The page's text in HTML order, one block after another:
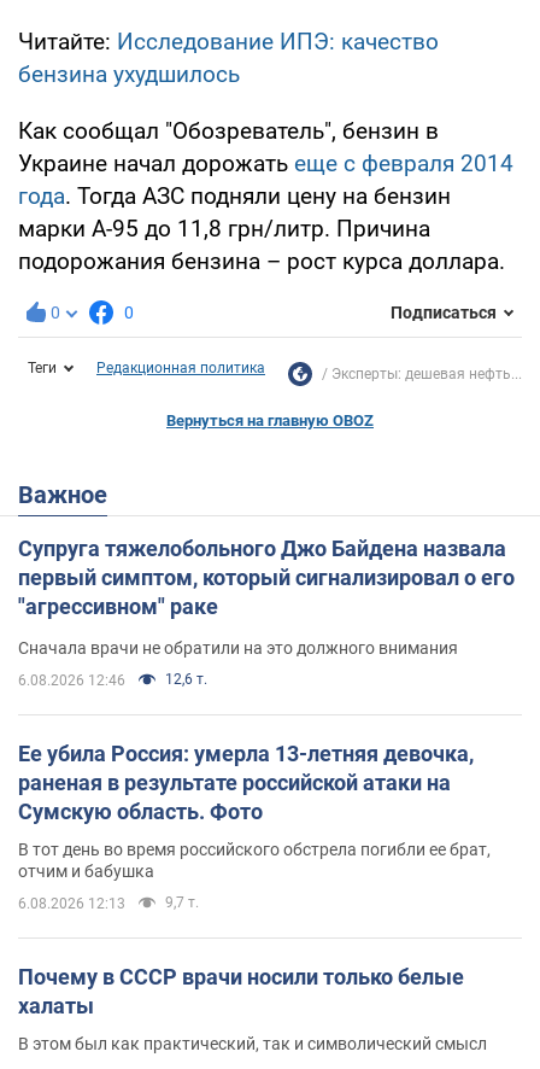
Читайте: Исследование ИПЭ: качество
бензина ухудшилось
Как сообщал "Обозреватель", бензин в
Украине начал дорожать еще с февраля 2014
года. Тогда АЗС подняли цену на бензин
марки А-95 до 11,8 грн/литр. Причина
подорожания бензина – рост курса доллара.
0 0 Подписаться
Теги Редакционная политика Эксперты: дешевая нефть...
Вернуться на главную OBOZ
Важное
Супруга тяжелобольного Джо Байдена назвала
первый симптом, который сигнализировал о его
"агрессивном" раке
Сначала врачи не обратили на это должного внимания
6.08.2026 12:46 12,6 т.
Ее убила Россия: умерла 13-летняя девочка,
раненая в результате российской атаки на
Сумскую область. Фото
В тот день во время российского обстрела погибли ее брат,
отчим и бабушка
6.08.2026 12:13 9,7 т.
Почему в СССР врачи носили только белые
халаты
В этом был как практический, так и символический смысл